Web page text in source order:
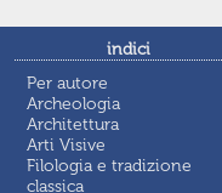
indici
Per autore
Archeologia
Architettura
Arti Visive
Filologia e tradizione
classica